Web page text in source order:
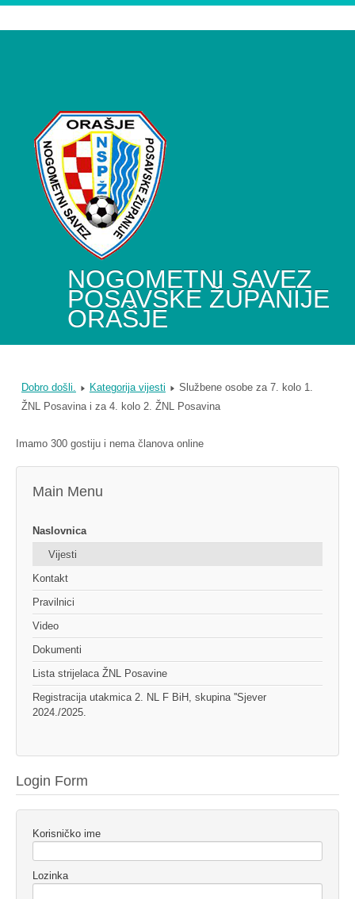
NOGOMETNI SAVEZ
POSAVSKE ŽUPANIJE
ORAŠJE
Dobro došli. Kategorija vijesti
Službene osobe za 7. kolo 1.
ŽNL Posavina i za 4. kolo 2. ŽNL Posavina
Imamo 300 gostiju i nema članova online
Main Menu
Naslovnica
Vijesti
Kontakt
Pravilnici
Video
Dokumenti
Lista strijelaca ŽNL Posavine
Registracija utakmica 2. NL F BiH, skupina ''Sjever
2024./2025.
Login Form
Korisničko ime
Lozinka